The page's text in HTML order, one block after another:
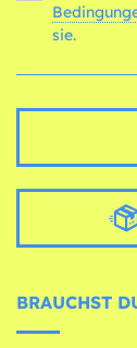
sie.
BRAUCHST